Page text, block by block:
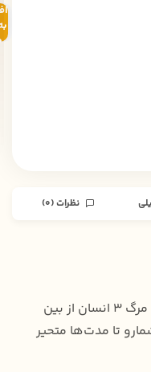
نظرات (0)
این کتاب درباره تجربیات نزدیک به مرگ ۳ انسان از بین
تا مدت‌ها متحیر